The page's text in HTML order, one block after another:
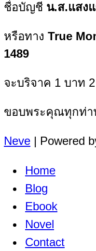
ชื่อบัญชี น.ส.แสง
หรือทาง True
1489
จะบริจาค 1 บาท
ขอบพระคุณทุกท่า
Neve | Powered
Home
Blog
Ebook
Novel
Contact